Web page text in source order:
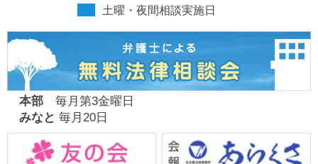
土曜・夜間相談実施日
本部毎月第3金曜日
みなと 毎月20日